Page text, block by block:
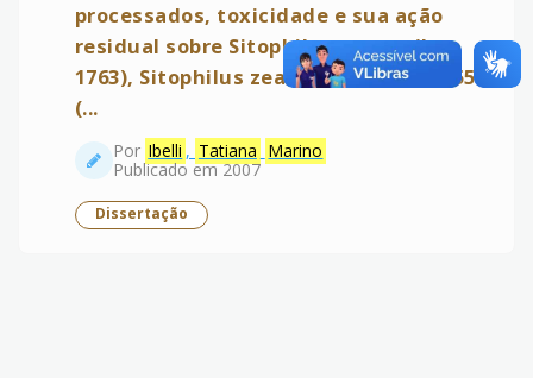
processados, toxicidade e sua ação
residual sobre Sitophilus oryzae (L.,
1763), Sitophilus zeamais Motsch.,1855
(...
Por Ibelli , Tatiana Marino
Publicado em 2007
Dissertação